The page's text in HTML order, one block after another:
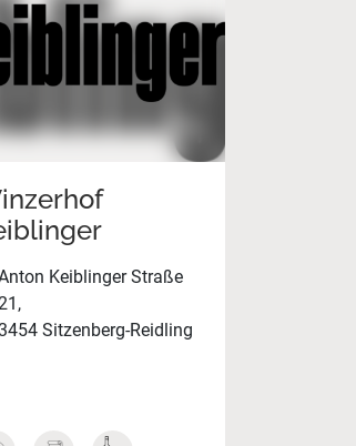
Keiblinger Straße
Sitzenberg-Reidling